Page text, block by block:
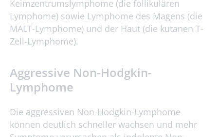
Keimzentrumslymphome (die follikulären
Lymphome) sowie Lymphome des Magens (die
MALT-Lymphome) und der Haut (die kutanen T-
Zell-Lymphome).
Aggressive Non-Hodgkin-
Lymphome
Die aggressiven Non-Hodgkin-Lymphome
können deutlich schneller wachsen und mehr